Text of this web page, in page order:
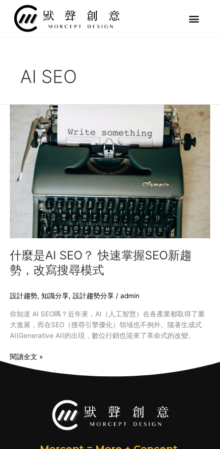
AI SEO
什麼是AI SEO？ 快速掌握SEO新趨
勢，改寫搜尋模式
設計趨勢, 知識分享, 設計趨勢分享 / admin
你知道 AI SEO嗎？近年來，AI（人工智慧）在各產業都取得了重
大進展，而在SEO（搜尋引擎優化）領域也不例外。隨著生成式
AI(Generative AI)的出現，數位行銷也迎來了革命式的改變。
SEO？
勢，
改
寫
搜
模
閱讀全文 »